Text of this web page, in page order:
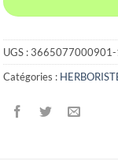
UGS :3665077000901-
Catégories :